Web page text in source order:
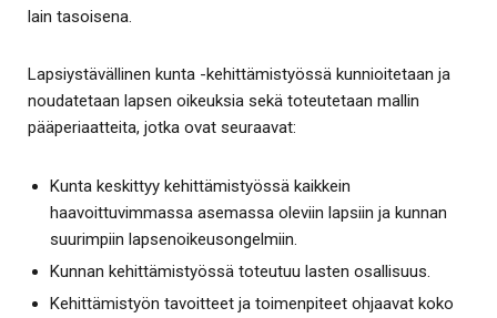
lain tasoisena.
Lapsiystävällinen kunta -kehittämistyössä kunnioitetaan ja
noudatetaan lapsen oikeuksia sekä toteutetaan mallin
pääperiaatteita, jotka ovat seuraavat:
Kunta keskittyy kehittämistyössä kaikkein
haavoittuvimmassa asemassa oleviin lapsiin ja kunnan
suurimpiin lapsenoikeusongelmiin.
Kunnan kehittämistyössä toteutuu lasten osallisuus.
Kehittämistyön tavoitteet ja toimenpiteet ohjaavat koko